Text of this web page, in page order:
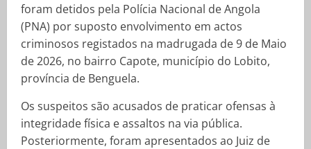
foram detidos pela Polícia Nacional de Angola
(PNA) por suposto envolvimento em actos
criminosos registados na madrugada de 9 de Maio
de 2026, no bairro Capote, município do Lobito,
província de Benguela.
Os suspeitos são acusados de praticar ofensas à
integridade física e assaltos na via pública.
Posteriormente, foram apresentados ao Juiz de